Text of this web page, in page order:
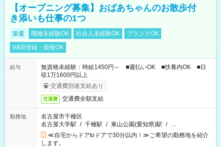
【オープニング募集】おばあちゃんのお散歩付
き添いも仕事の1つ
派遣 職種未経験OK 社会人未経験OK
ブランクOK
WEB登録・面接OK
給与
無資格未経験：時給1450円～ ■週払いOK ■扶養内OK ■日
収1万1600円以上
交通費別途支給あり
交通費 交通費全額支給
勤務地
名古屋市千種区
名古屋大学駅 / 千種駅 / 東山公園(愛知県)駅 / …
≪自宅からドアtoドアで30分以内！≫ご希望の勤務地を紹介
します。